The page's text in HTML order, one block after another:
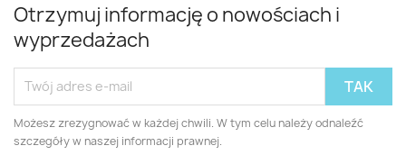
Otrzymuj informację o nowościach i
wyprzedażach
Możesz zrezygnować w każdej chwili. W tym celu należy odnaleźć
szczegóły w naszej informacji prawnej.